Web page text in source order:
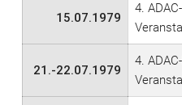
15.07.1979
4.
21.-22.07.1979
4.